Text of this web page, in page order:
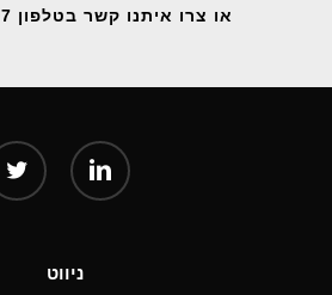
או צרו איתנו קשר בטלפון 054-4635797
twitter linkedin
ניווט